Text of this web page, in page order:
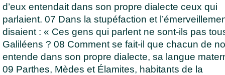
d’eux entendait dans son propre dialecte ceux qui
parlaient. 07 Dans la stupéfaction et
disaient : « Ces gens qui parlent ne sont-ils pas
Galiléens ? 08 Comment se fait-il que chacun de
entende dans son propre dialecte, sa langue
09 Parthes, Mèdes et Élamites, habitants de la